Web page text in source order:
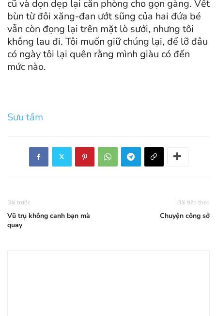
cũ và dọn dẹp lại căn phòng cho gọn gàng. Vết
bùn từ đôi xăng-đan ướt sũng của hai đứa bé
vẫn còn đọng lại trên mặt lò sưởi, nhưng tôi
không lau đi. Tôi muốn giữ chúng lại, để lỡ đâu
có ngày tôi lại quên rằng mình giàu có đến
mức nào.
Sưu tầm
Bài trước
Vũ trụ không canh bạn mà
quay
Bài tiếp theo
Chuyện công sở